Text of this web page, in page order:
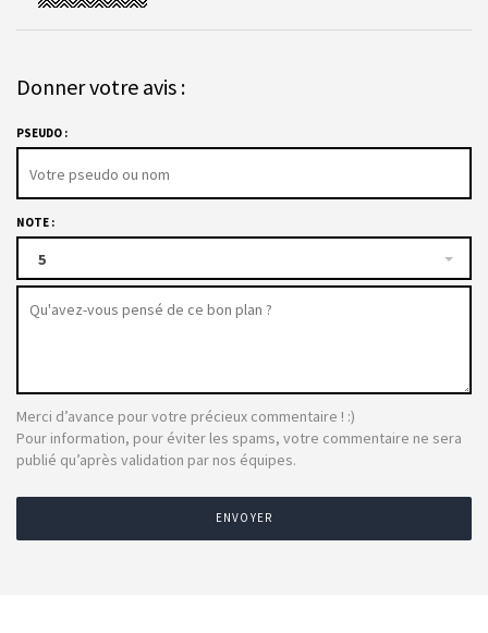
Donner votre avis :
PSEUDO :
NOTE :
5
Merci d’avance pour votre précieux commentaire ! :)
Pour information, pour éviter les spams, votre commentaire ne sera
publié qu’après validation par nos équipes.
ENVOYER